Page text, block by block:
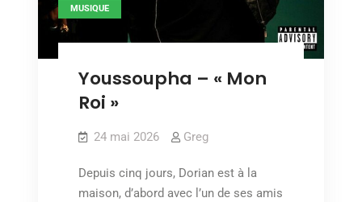
MUSIQUE
Youssoupha – « Mon
Roi »
24 mai 2026 Greg
Depuis cinq jours, Dorian est à la
maison, d’abord avec l’un de ses amis